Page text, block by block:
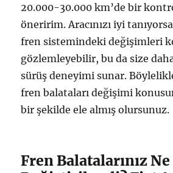
20.000-30.000 km’de bir
öneririm. Aracınızı iyi
fren sistemindeki değişimleri
gözlemleyebilir, bu da size
sürüş deneyimi sunar.
fren balataları değişimi
bir şekilde ele almış olursunuz.
Fren Balatalarınız